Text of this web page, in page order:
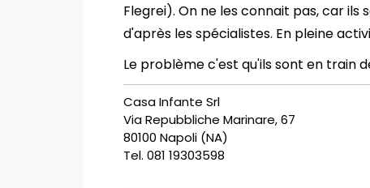
Flegrei). On ne les connait pas, car ils
d'après les spécialistes. En pleine
Le problème c'est qu'ils sont en train
Casa Infante Srl
Via Repubbliche Marinare, 67
80100 Napoli (NA)
Tel. 081 19303598